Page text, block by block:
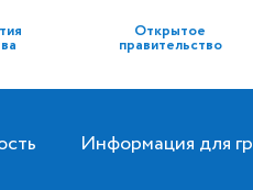
Открытое
правительство
Информация для